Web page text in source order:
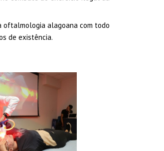
oftalmologia alagoana com todo
de existência.